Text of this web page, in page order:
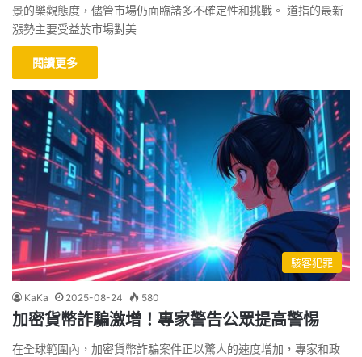
景的樂觀態度，儘管市場仍面臨諸多不確定性和挑戰。 道指的最新
漲勢主要受益於市場對美
閱讀更多
駭客犯罪
KaKa 2025-08-24 580
加密貨幣詐騙激增！專家警告公眾提高警惕
在全球範圍內，加密貨幣詐騙案件正以驚人的速度增加，專家和政